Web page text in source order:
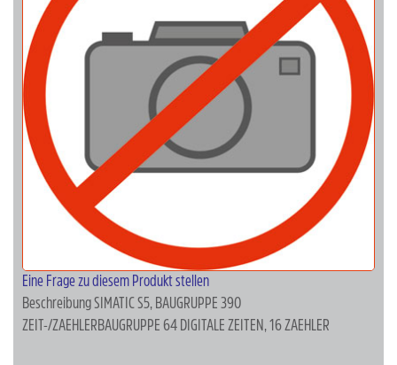
Eine Frage zu diesem Produkt stellen
BeschreibungSIMATIC S5, BAUGRUPPE 390
ZEIT-/ZAEHLERBAUGRUPPE 64 DIGITALE ZEITEN, 16 ZAEHLER